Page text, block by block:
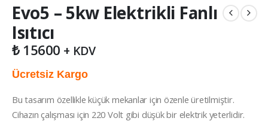
Evo5 – 5kw Elektrikli Fanlı
Isıtıcı
₺15600 + KDV
Ücretsiz Kargo
Bu tasarım özellikle küçük mekanlar için özenle üretilmiştir.
Cihazın çalışması için 220 Volt gibi düşük bir elektrik yeterlidir.